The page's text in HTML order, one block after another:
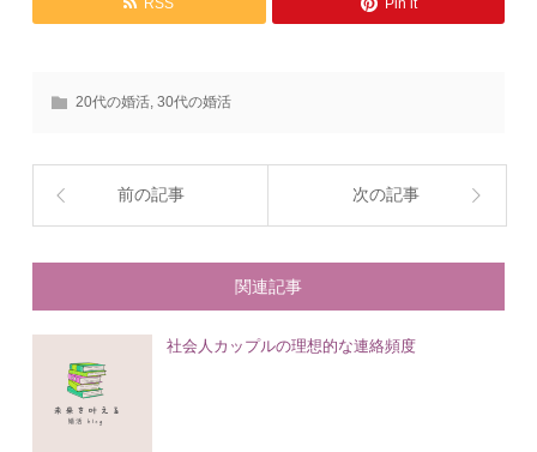
RSS Pin it
20代の婚活,30代の婚活
前の記事 次の記事
関連記事
社会人カップルの理想的な連絡頻度